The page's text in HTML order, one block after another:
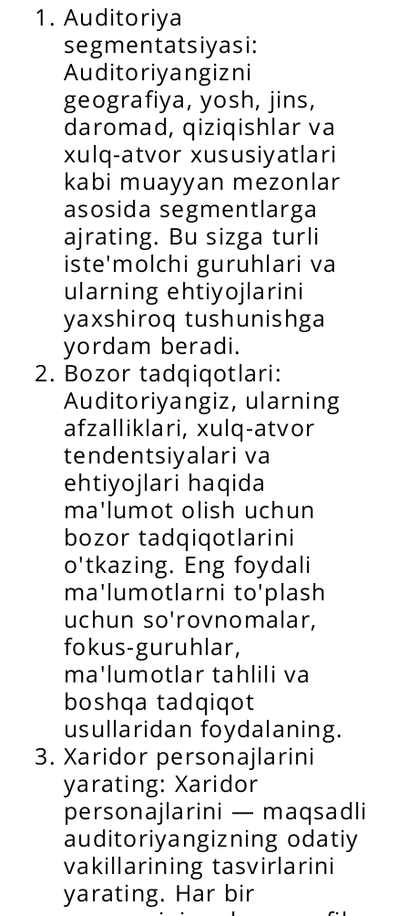
Auditoriya
segmentatsiyasi:
Auditoriyangizni
geografiya, yosh, jins,
daromad, qiziqishlar va
xulq-atvor xususiyatlari
kabi muayyan mezonlar
asosida segmentlarga
ajrating. Bu sizga turli
iste'molchi guruhlari va
ularning ehtiyojlarini
yaxshiroq tushunishga
yordam beradi.
Bozor tadqiqotlari:
Auditoriyangiz, ularning
afzalliklari, xulq-atvor
tendentsiyalari va
ehtiyojlari haqida
ma'lumot olish uchun
bozor tadqiqotlarini
o'tkazing. Eng foydali
ma'lumotlarni to'plash
uchun so'rovnomalar,
fokus-guruhlar,
ma'lumotlar tahlili va
boshqa tadqiqot
usullaridan foydalaning.
Xaridor personajlarini
yarating: Xaridor
personajlarini — maqsadli
auditoriyangizning odatiy
vakillarining tasvirlarini
yarating. Har bir